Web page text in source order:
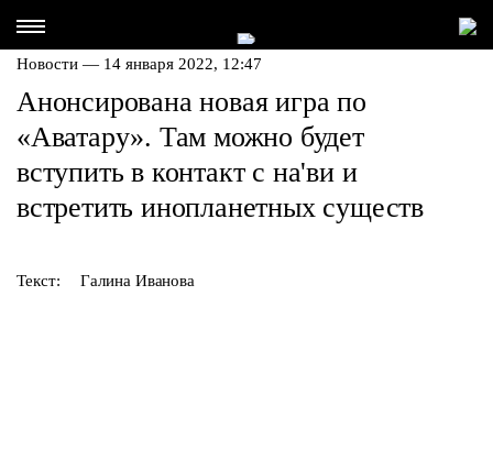
Новости — 14 января 2022, 12:47
Анонсирована новая игра по
«Аватару». Там можно будет
вступить в контакт с на'ви и
встретить инопланетных существ
Текст: Галина Иванова